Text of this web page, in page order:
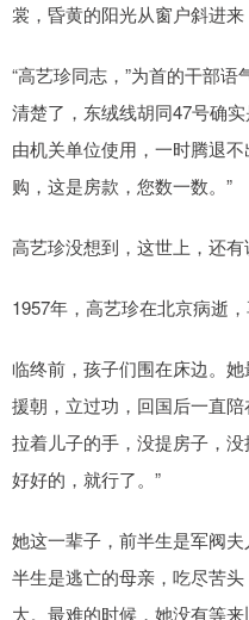
裳，昏黄的阳光从窗户斜进来
“高艺珍同志，”为首的干部
清楚了，东绒线胡同47号确
由机关单位使用，一时腾退
购，这是房款，您数一数。”
高艺珍没想到，这世上，还有
1957年，高艺珍在北京病逝，
临终前，孩子们围在床边。
援朝，立过功，回国后一直
拉着儿子的手，没提房子，
好好的，就行了。”
她这一辈子，前半生是军阀
半生是逃亡的母亲，吃尽苦
大。最难的时候，她没有等